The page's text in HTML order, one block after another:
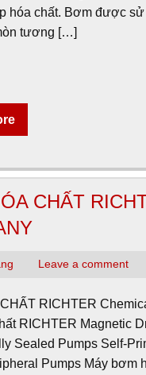
hóa chất. Bơm được
tương […]
CHẤT
Leave a comment
RICHTER
RICHTER Magnetic
Sealed Pumps Self-
Pumps Máy bơm